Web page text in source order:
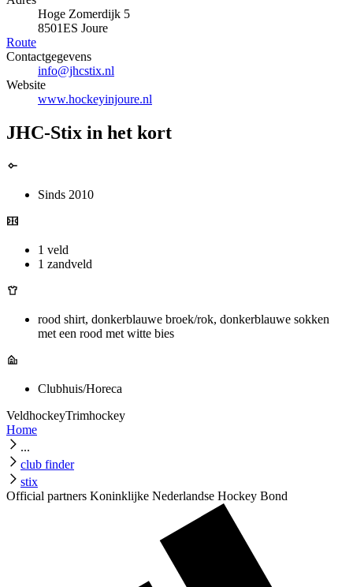
Hoge Zomerdijk 5
8501ES Joure
Route
Contactgegevens
info@jhcstix.nl
Website
www.hockeyinjoure.nl
JHC-Stix in het kort
Sinds 2010
1 veld
1 zandveld
rood shirt, donkerblauwe broek/rok, donkerblauwe sokken
met een rood met witte bies
Clubhuis/Horeca
VeldhockeyTrimhockey
Home
...
club finder
stix
Official partners Koninklijke Nederlandse Hockey Bond